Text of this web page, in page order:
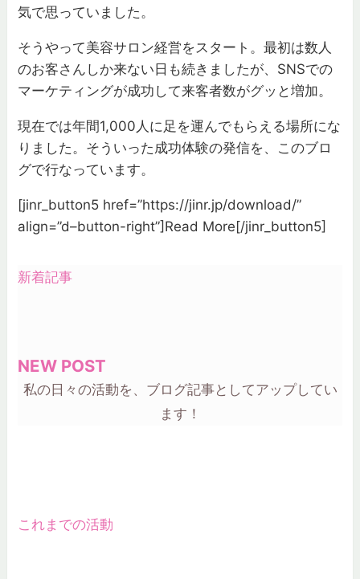
気で思っていました。
そうやって美容サロン経営をスタート。最初は数人
のお客さんしか来ない日も続きましたが、SNSでの
マーケティングが成功して来客者数がグッと増加。
現在では年間1,000人に足を運んでもらえる場所にな
りました。そういった成功体験の発信を、このブロ
グで行なっています。
[jinr_button5 href=”https://jinr.jp/download/”
align=”d–button-right”] Read More [/jinr_button5]
新着記事
NEW POST
私の日々の活動を、ブログ記事としてアップしてい
ます！
これまでの活動